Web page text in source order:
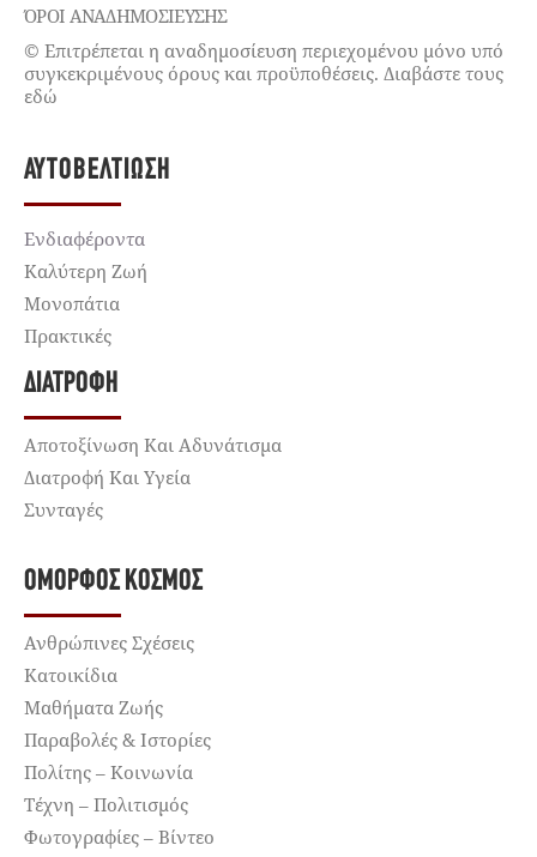
ΌΡΟΙ ΑΝΑΔΗΜΟΣΙΕΥΣΗΣ
© Επιτρέπεται η αναδημοσίευση περιεχομένου μόνο υπό
συγκεκριμένους όρους και προϋποθέσεις. Διαβάστε τους
εδώ
ΑΥΤΟΒΕΛΤΊΩΣΗ
Ενδιαφέροντα
Καλύτερη Ζωή
Μονοπάτια
Πρακτικές
ΔΙΑΤΡΟΦΉ
Αποτοξίνωση Και Αδυνάτισμα
Διατροφή Και Υγεία
Συνταγές
ΌΜΟΡΦΟΣ ΚΌΣΜΟΣ
Ανθρώπινες Σχέσεις
Κατοικίδια
Μαθήματα Ζωής
Παραβολές & Ιστορίες
Πολίτης – Κοινωνία
Τέχνη – Πολιτισμός
Φωτογραφίες – Βίντεο